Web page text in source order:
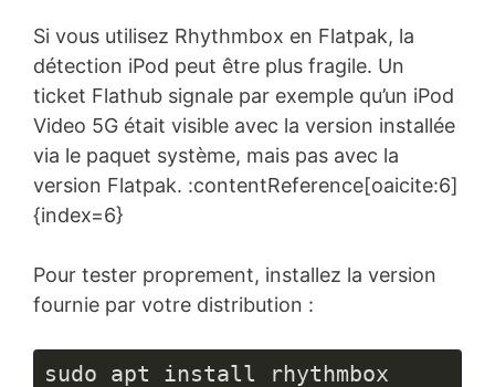
Si vous utilisez Rhythmbox en Flatpak, la
détection iPod peut être plus fragile. Un
ticket Flathub signale par exemple qu’un iPod
Video 5G était visible avec la version installée
via le paquet système, mais pas avec la
version Flatpak. :contentReference[oaicite:6]
{index=6}
Pour tester proprement, installez la version
fournie par votre distribution :
sudo apt install rhythmbox